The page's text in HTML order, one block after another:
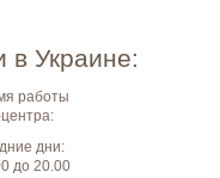
в Украине:
работы
дни:
до 20.00